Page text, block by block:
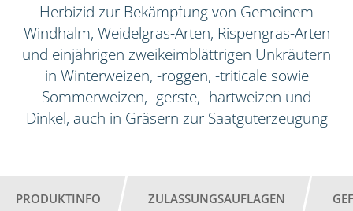
Herbizid zur Bekämpfung von Gemeinem
Windhalm, Weidelgras-Arten, Rispengras-Arten
und einjährigen zweikeimblättrigen Unkräutern
in Winterweizen, -roggen, -triticale sowie
Sommerweizen, -gerste, -hartweizen und
Dinkel, auch in Gräsern zur Saatguterzeugung
PRODUKTINFO ZULASSUNGSAUFLAGEN